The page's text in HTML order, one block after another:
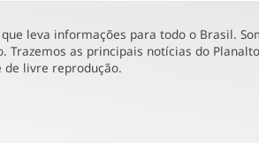
leva informações para todo o Brasil.
Trazemos as principais notícias do
de livre reprodução.